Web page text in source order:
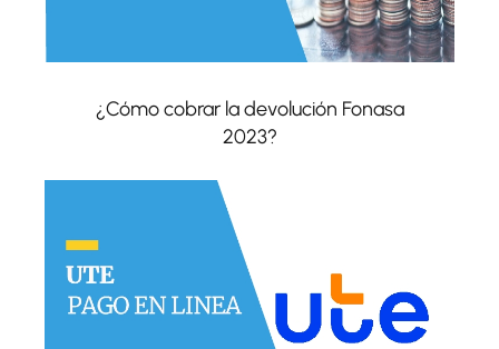
¿Cómo cobrar la devolución Fonasa
2023?